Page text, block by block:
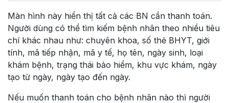
Màn hình này hiển thị tất cả các BN cần thanh toán.
Người dùng có thể tìm kiếm bệnh nhân theo nhiều tiêu
chí khác nhau như: chuyên khoa, số thẻ BHYT, giới
tính, mã tiếp nhận, mã y tế, họ tên, ngày sinh, loại
khám bệnh, trạng thái bảo hiểm, khu vực khám, ngày
tạo từ ngày, ngày tạo đến ngày.
Nếu muốn thanh toán cho bệnh nhân nào thì người